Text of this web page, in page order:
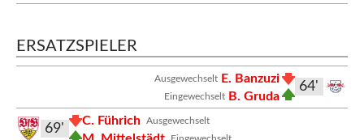
ERSATZSPIELER
64'
Ausgewechselt E. Banzuzi
Eingewechselt B. Gruda
Ausgewechselt
C. Führich
Eingewechselt
69'